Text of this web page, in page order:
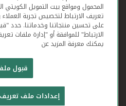
بيت التمويل الكويتي جميع
شروط وأحكام استخدام الموقع
تعريف الارتباط
المحمول ومواقع بيت التمويل الكويتي
تعريف الارتباط لتخصيص تجربة
على تحسين منتجاتنا وخدماتنا. حدد
الارتباط" للموافقة أو "إدارة ملفات
يمكنك معرفة المزيد عن
قبول
إعدادات ملف تعريف